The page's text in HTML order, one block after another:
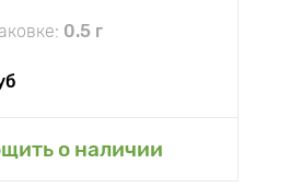
0.5 г
о наличии